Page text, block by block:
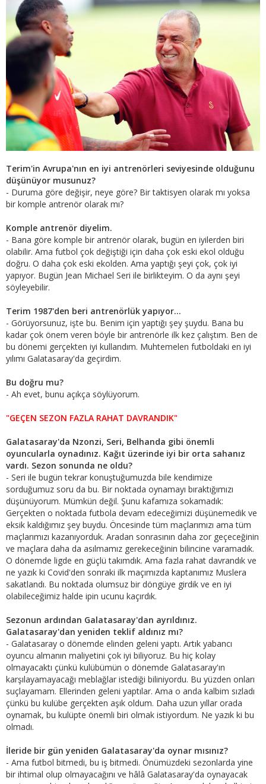
Terim'in Avrupa'nın en iyi antrenörleri seviyesinde olduğunu
düşünüyor musunuz?
- Duruma göre değişir, neye göre? Bir taktisyen olarak mı yoksa
bir komple antrenör olarak mı?
Komple antrenör diyelim.
- Bana göre komple bir antrenör olarak, bugün en iyilerden biri
olabilir. Ama futbol çok değiştiği için daha çok eski ekol olduğu
doğru. O daha çok eski ekolden. Ama yaptığı şeyi çok, çok iyi
yapıyor. Bugün Jean Michael Seri ile birlikteyim. O da aynı şeyi
söyleyebilir.
Terim 1987'den beri antrenörlük yapıyor...
- Görüyorsunuz, işte bu. Benim için yaptığı şey şuydu. Bana bu
kadar çok önem veren böyle bir antrenörle ilk kez çalıştım. Ben de
bu dönemi gerçekten iyi kullandım. Muhtemelen futboldaki en iyi
yılımı Galatasaray'da geçirdim.
Bu doğru mu?
- Ah evet, bunu açıkça söylüyorum.
"GEÇEN SEZON FAZLA RAHAT DAVRANDIK"
Galatasaray'da Nzonzi, Seri, Belhanda gibi önemli
oyuncularla oynadınız. Kağıt üzerinde iyi bir orta sahanız
vardı. Sezon sonunda ne oldu?
- Seri ile bugün tekrar konuştuğumuzda bile kendimize
sorduğumuz soru da bu. Bir noktada oynamayı bıraktığımızı
düşünüyorum. Mümkün değil. Şunu kafamıza sokamadık:
Gerçekten o noktada futbola devam edeceğimizi düşünemedik ve
eksik kaldığımız şey buydu. Öncesinde tüm maçlarımızı ama tüm
maçlarımızı kazanıyorduk. Aradan sonrasının daha zor geçeceğinin
ve maçlara daha da asılmamız gerekeceğinin bilincine varamadık.
O dönemde ligde en güçlü takımdık. Ama fazla rahat davrandık ve
ne yazık ki Covid'den sonraki ilk maçımızda kaptanımız Muslera
sakatlandı. Bu noktada olumsuz bir döngüye girdik ve en iyi
olabileceğimiz halde ipin ucunu kaçırdık.
Sezonun ardından Galatasaray'dan ayrıldınız.
Galatasaray'dan yeniden teklif aldınız mı?
- Galatasaray o dönemde elinden geleni yaptı. Artık yabancı
oyuncu almanın maliyetini çok iyi biliyoruz. Bu hiç kolay
olmayacaktı çünkü kulübümün o dönemde Galatasaray'ın
karşılayamayacağı meblağlar istediği biliniyordu. Bu yüzden onları
suçlayamam. Ellerinden geleni yaptılar. Ama o anda kalbim sızladı
çünkü bu kulübe gerçekten aşık oldum. Daha uzun yıllar orada
oynamak, bu kulüpte önemli biri olmak istiyordum. Ne yazık ki bu
olmadı.
İleride bir gün yeniden Galatasaray'da oynar mısınız?
- Ama futbol bitmedi, bu iş bitmedi. Önümüzdeki sezonlarda yine
bir ihtimal olup olmayacağını ve hâlâ Galatasaray'da oynayacak